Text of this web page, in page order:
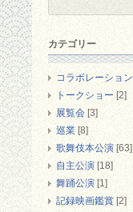
カテゴリー
コラボレーション
トークショー [2]
展覧会 [3]
巡業 [8]
歌舞伎本公演 [63]
自主公演 [18]
舞踊公演 [1]
記録映画鑑賞 [2]